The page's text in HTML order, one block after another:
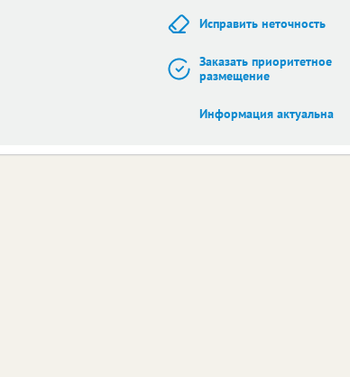
Исправить неточность
Заказать приоритетное
размещение
Информация актуальна